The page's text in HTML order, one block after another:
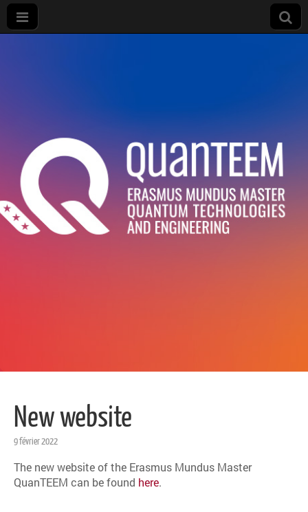
Master
New website
9 février 2022
The new website of the Erasmus Mundus Master
QuanTEEM can be found here.